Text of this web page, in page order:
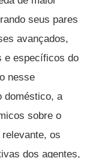
seus pares
avançados,
e específicos do
nesse
doméstico, a
sobre o
os
dos agentes,